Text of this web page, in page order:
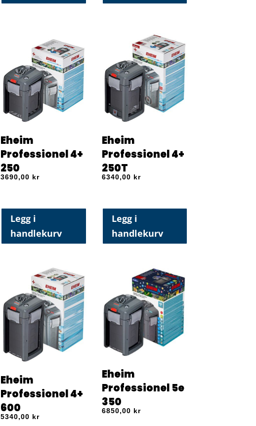
Eheim
Professionel 4+
250
3690,00 kr
Legg i
handlekurv
Eheim
Professionel 4+
250T
6340,00 kr
Legg i
handlekurv
Eheim
Professionel 4+
600
5340,00 kr
Eheim
Professionel 5e
350
6850,00 kr